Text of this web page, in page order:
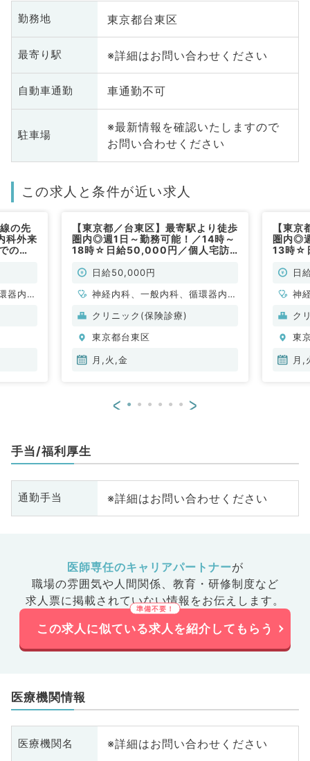
勤務地 東京都台東区
最寄り駅 ※詳細はお問い合わせください
自動車通勤 車通勤不可
駐車場
※最新情報を確認いたしますので
お問い合わせください
この求人と条件が近い求人
の先
科外来
の期
器内
【東京都／台東区】最寄駅より徒歩
圏内◎週1日～勤務可能！／14時～
18時☆日給50,000円／個人宅訪
勤） 日給50,000円
神経内科、一般内科、循環器内
科、呼吸器内科、消化器内科、内
内科、血液内科、膠原病科
クリニック(保険診療)
東京都台東区
月,火,金
【東
圏内◎
13時☆
勤） 日
神
科
内
ク
東
月,
< >
手当/福利厚生
通勤手当 ※詳細はお問い合わせください
医師専任のキャリアパートナーが
職場の雰囲気や人間関係、 教育・研修制度など
求人票に掲載されていない情報をお伝えします。
この求人に似ている求人を紹介してもらう
医療機関情報
医療機関名 ※詳細はお問い合わせください